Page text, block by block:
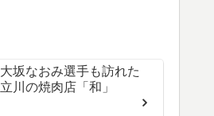
大坂なおみ選手も訪れた
立川の焼肉店「和」